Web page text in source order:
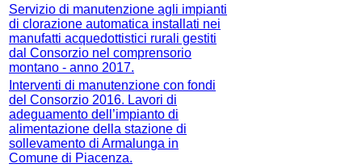
Servizio di manutenzione agli impianti
di clorazione automatica installati nei
manufatti acquedottistici rurali gestiti
dal Consorzio nel comprensorio
montano - anno 2017.
Interventi di manutenzione con fondi
del Consorzio 2016. Lavori di
adeguamento dell’impianto di
alimentazione della stazione di
sollevamento di Armalunga in
Comune di Piacenza.